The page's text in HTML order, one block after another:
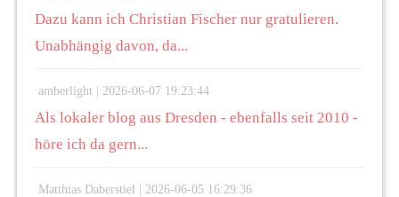
Dazu kann ich Christian Fischer nur gratulieren.
Unabhängig davon, da...
amberlight | 2026-06-07 19:23:44
Als lokaler blog aus Dresden - ebenfalls seit 2010 -
höre ich da gern...
Matthias Daberstiel | 2026-06-05 16:29:36